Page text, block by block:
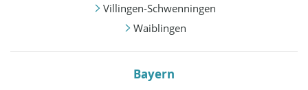
Villingen-Schwenningen
Waiblingen
Bayern